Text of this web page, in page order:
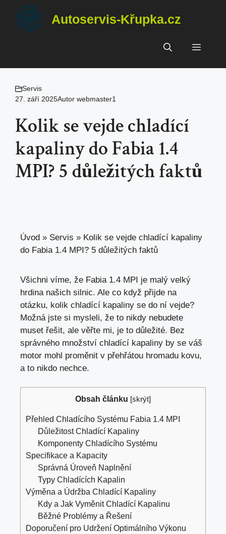
Přeskočit
obsah
Autoservis-Křupka.cz
Menu
Servis
27. září 2025Autor webmaster1
Kolik se vejde chladící
kapaliny do Fabia 1.4
MPI? 5 důležitých faktů
Úvod » Servis » Kolik se vejde chladící kapaliny
do Fabia 1.4 MPI? 5 důležitých faktů
Všichni víme, že Fabia 1.4 MPI je malý velký
hrdina našich silnic. Ale co když přijde na
otázku, kolik chladící kapaliny se do ní vejde?
Možná jste si mysleli, že to nikdy nebudete
muset řešit, ale věřte mi, je to důležité. Bez
správného množství chladící kapaliny by se váš
motor mohl proměnit v přehřátou hromadu kovu,
a to nikdo nechce.
Obsah článku [skrýt]
Přehled Chladícího Systému Fabia 1.4 MPI
Důležitost Chladící Kapaliny
Komponenty Chladícího Systému
Specifikace a Kapacity
Správná Úroveň Naplnění
Typy Chladících Kapalin
Výměna a Údržba Chladící Kapaliny
Kdy a Jak Vyměnit Chladící Kapalinu
Běžné Problémy a Řešení
Doporučení pro Udržení Optimálního Výkonu